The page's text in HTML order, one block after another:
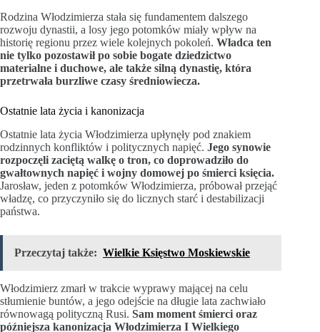
Rodzina Włodzimierza stała się fundamentem dalszego
rozwoju dynastii, a losy jego potomków miały wpływ na
historię regionu przez wiele kolejnych pokoleń. Władca ten
nie tylko pozostawił po sobie bogate dziedzictwo
materialne i duchowe, ale także silną dynastię, która
przetrwała burzliwe czasy średniowiecza.
Ostatnie lata życia i kanonizacja
Ostatnie lata życia Włodzimierza upłynęły pod znakiem
rodzinnych konfliktów i politycznych napięć. Jego synowie
rozpoczęli zaciętą walkę o tron, co doprowadziło do
gwałtownych napięć i wojny domowej po śmierci księcia.
Jarosław, jeden z potomków Włodzimierza, próbował przejąć
władzę, co przyczyniło się do licznych starć i destabilizacji
państwa.
Przeczytaj także: Wielkie Księstwo Moskiewskie
Włodzimierz zmarł w trakcie wyprawy mającej na celu
stłumienie buntów, a jego odejście na długie lata zachwiało
równowagą polityczną Rusi. Sam moment śmierci oraz
późniejsza kanonizacja Włodzimierza I Wielkiego